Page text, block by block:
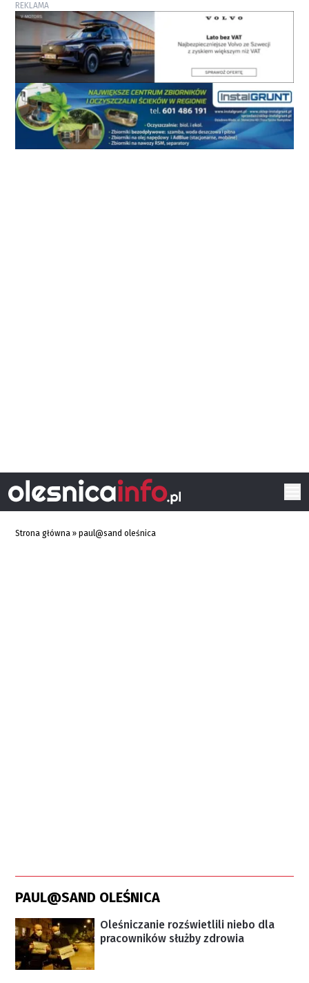
REKLAMA
Strona główna »paul@sand oleśnica
PAUL@SAND OLEŚNICA
Oleśniczanie rozświetlili niebo dla
pracowników służby zdrowia